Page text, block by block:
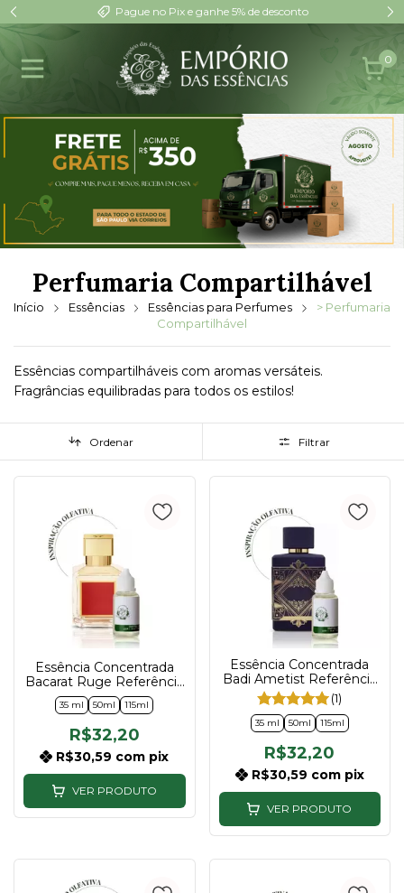
Pague no Pix e ganhe 5% de desconto
0
Perfumaria Compartilhável
Início Essências Essências para Perfumes
> Perfumaria
Compartilhável
Essências compartilháveis com aromas versáteis.
Fragrâncias equilibradas para todos os estilos!
Ordenar Filtrar
Essência Concentrada
Bacarat Ruge Referência
Baccarat Rouge
Compartilhável 35ml |
50ml | 115ml
35 ml 50ml 115ml
R$32,20
R$30,59 com pix
VER PRODUTO
Essência Concentrada
Badi Ametist Referência
Bade'e Al Oud Amethyst
Compartilhável 35ml |
50ml | 115ml
(1)
35 ml 50ml 115ml
R$32,20
R$30,59 com pix
VER PRODUTO